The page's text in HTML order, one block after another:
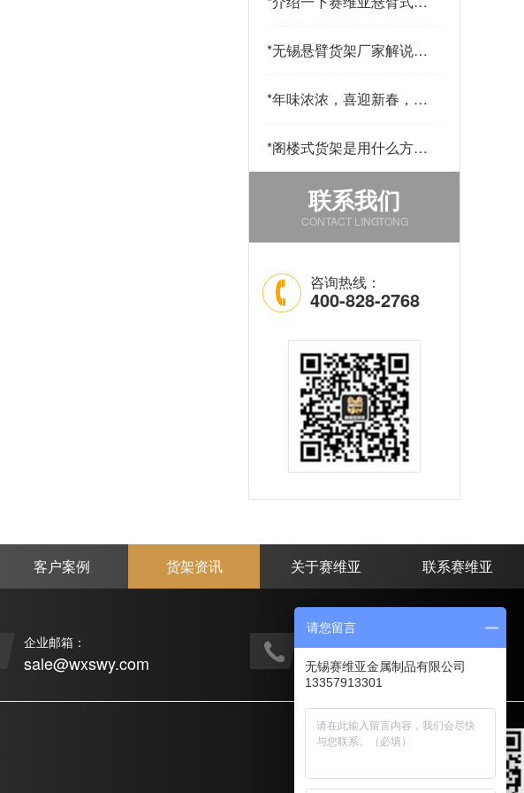
*无锡悬臂货架厂家解说悬
*年味浓浓，喜迎新春，公
*阁楼式货架是用什么方法
改善仓库中的环境的
联系我们
CONTACT LINGTONG
咨询热线：
400-828-2768
客户案例 货架资讯 关于赛维亚 联系赛维亚
企业邮箱：
sale@wxswy.com 133-5791-3301
请您留言
无锡赛维亚金属制品有限公司
13357913301